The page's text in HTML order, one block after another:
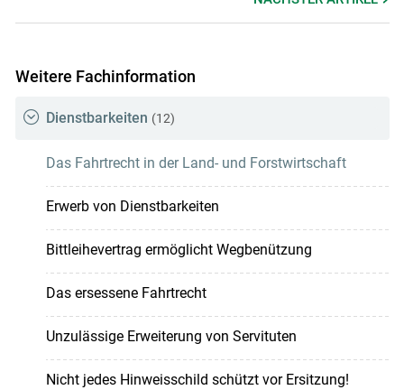
Weitere Fachinformation
Dienstbarkeiten (12)
Das Fahrtrecht in der Land- und Forstwirtschaft
Erwerb von Dienstbarkeiten
Bittleihevertrag ermöglicht Wegbenützung
Das ersessene Fahrtrecht
Unzulässige Erweiterung von Servituten
Nicht jedes Hinweisschild schützt vor Ersitzung!